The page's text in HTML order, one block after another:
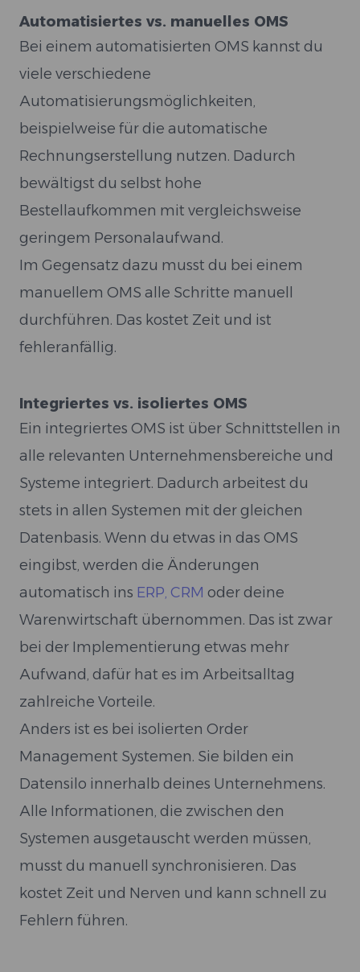
Automatisiertes vs. manuelles OMS
Bei einem automatisierten OMS kannst du
viele verschiedene
Automatisierungsmöglichkeiten,
beispielweise für die automatische
Rechnungserstellung nutzen. Dadurch
bewältigst du selbst hohe
Bestellaufkommen mit vergleichsweise
geringem Personalaufwand.
Im Gegensatz dazu musst du bei einem
manuellem OMS alle Schritte manuell
durchführen. Das kostet Zeit und ist
fehleranfällig.
Integriertes vs. isoliertes OMS
Ein integriertes OMS ist über Schnittstellen in
alle relevanten Unternehmensbereiche und
Systeme integriert. Dadurch arbeitest du
stets in allen Systemen mit der gleichen
Datenbasis. Wenn du etwas in das OMS
eingibst, werden die Änderungen
automatisch ins ERP, CRM oder deine
Warenwirtschaft übernommen. Das ist zwar
bei der Implementierung etwas mehr
Aufwand, dafür hat es im Arbeitsalltag
zahlreiche Vorteile.
Anders ist es bei isolierten Order
Management Systemen. Sie bilden ein
Datensilo innerhalb deines Unternehmens.
Alle Informationen, die zwischen den
Systemen ausgetauscht werden müssen,
musst du manuell synchronisieren. Das
kostet Zeit und Nerven und kann schnell zu
Fehlern führen.